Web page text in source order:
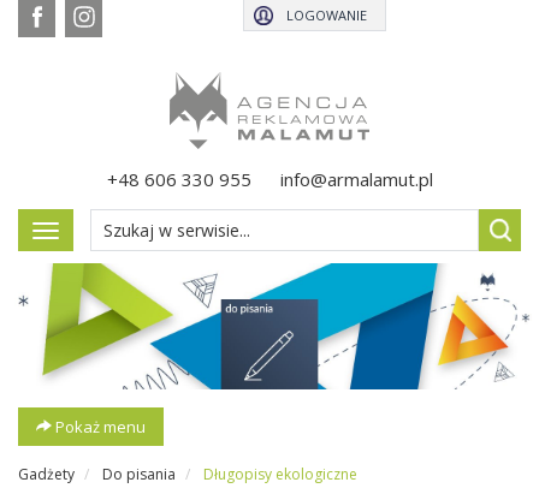
+48 606 330 955 info@armalamut.pl
LOGOWANIE
Pokaż
menu
Pokaż menu
Gadżety Do pisania Długopisy ekologiczne